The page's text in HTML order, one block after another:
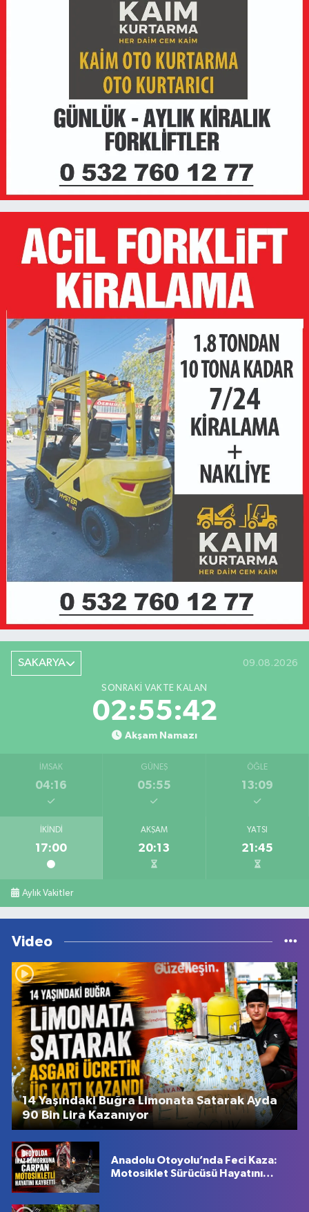
SAKARYA 09.08.2026
SONRAKI VAKTE KALAN
02:55:42
Akşam Namazı
İMSAK
04:16
GÜNEŞ
05:55
ÖĞLE
13:09
İKINDI
17:00
AKŞAM
20:13
YATSI
21:45
Aylık Vakitler
Video
14 Yaşındaki Buğra Limonata Satarak Ayda
90 Bin Lira Kazanıyor
Anadolu Otoyolu’nda Feci Kaza:
Motosiklet Sürücüsü Hayatını